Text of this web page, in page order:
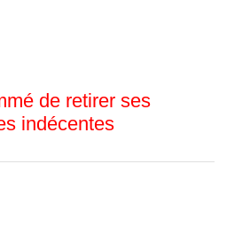
de retirer ses
indécentes